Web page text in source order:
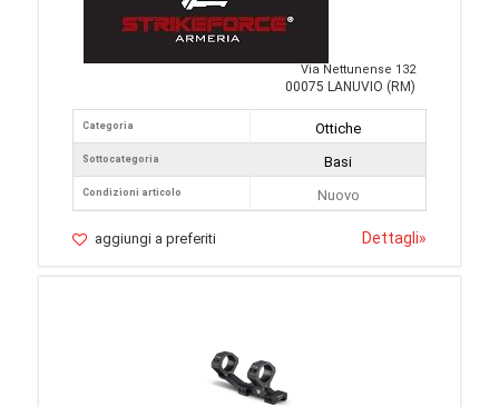
Via Nettunense 132
00075 LANUVIO (RM)
Categoria
Sottocategoria
Condizioni articolo
Ottiche
Basi
Nuovo
aggiungi a preferiti Dettagli»